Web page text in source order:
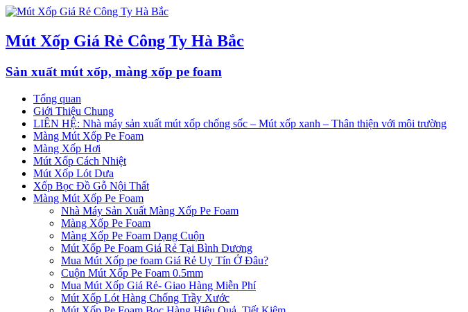
Mút Xốp Giá Rẻ Công Ty Hà Bắc
Sản xuất mút xốp, màng xốp pe foam
Tổng quan
Giới Thiệu Chung
LIÊN HỆ: Nhà máy sản xuất mút xốp chống sốc – Mút xốp xanh – Thân thiện với môi trường
Màng Mút Xốp Pe Foam
Màng Xốp Hơi
Mút Xốp Cách Nhiệt
Mút Xốp Lót Dưa
Xốp Bọc Đồ Gỗ Nội Thất
Màng Mút Xốp Pe Foam
Nhà Máy Sản Xuất Màng Xốp Pe Foam
Màng Xốp Pe Foam
Màng Xốp Pe Foam Dạng Cuộn
Mút Xốp Pe Foam Giá Rẻ Tại Bình Dương
Mua Mút Xốp pe foam Giá Rẻ Uy Tín Ở Đâu?
Cuộn Mút Xốp Pe Foam 0.5mm
Mua Mút Xốp Giá Rẻ- Giao Hàng Miễn Phí
Mút Xốp Lót Hàng Chống Trầy Xước